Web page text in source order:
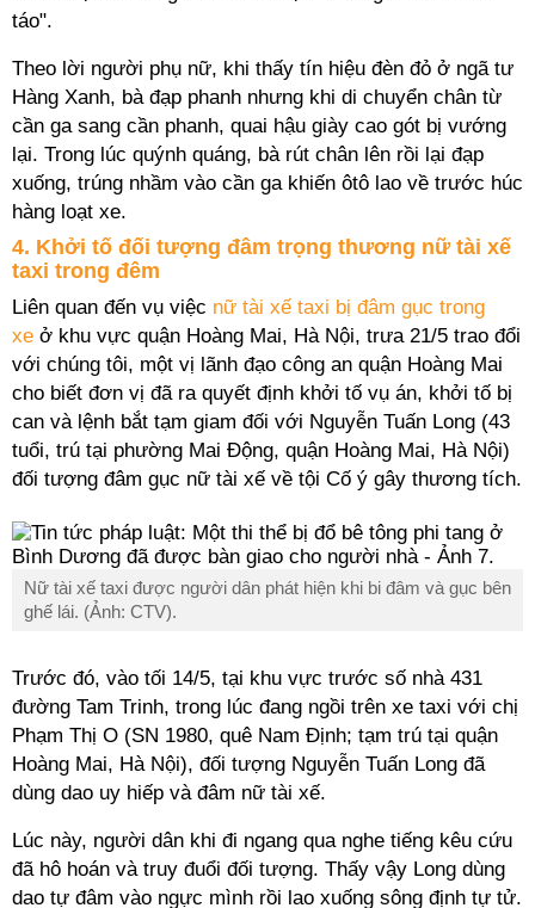
táo".
Theo lời người phụ nữ, khi thấy tín hiệu đèn đỏ ở ngã tư
Hàng Xanh, bà đạp phanh nhưng khi di chuyển chân từ
cần ga sang cần phanh, quai hậu giày cao gót bị vướng
lại. Trong lúc quýnh quáng, bà rút chân lên rồi lại đạp
xuống, trúng nhầm vào cần ga khiến ôtô lao về trước húc
hàng loạt xe.
4. Khởi tố đối tượng đâm trọng thương nữ tài xế
taxi trong đêm
Liên quan đến vụ việc nữ tài xế taxi bị đâm gục trong
xe ở khu vực quận Hoàng Mai, Hà Nội, trưa 21/5 trao đổi
với chúng tôi, một vị lãnh đạo công an quận Hoàng Mai
cho biết đơn vị đã ra quyết định khởi tố vụ án, khởi tố bị
can và lệnh bắt tạm giam đối với Nguyễn Tuấn Long (43
tuổi, trú tại phường Mai Động, quận Hoàng Mai, Hà Nội)
đối tượng đâm gục nữ tài xế về tội Cố ý gây thương tích.
Nữ tài xế taxi được người dân phát hiện khi bi đâm và gục bên
ghế lái. (Ảnh: CTV).
Trước đó, vào tối 14/5, tại khu vực trước số nhà 431
đường Tam Trinh, trong lúc đang ngồi trên xe taxi với chị
Phạm Thị O (SN 1980, quê Nam Định; tạm trú tại quận
Hoàng Mai, Hà Nội), đối tượng Nguyễn Tuấn Long đã
dùng dao uy hiếp và đâm nữ tài xế.
Lúc này, người dân khi đi ngang qua nghe tiếng kêu cứu
đã hô hoán và truy đuổi đối tượng. Thấy vậy Long dùng
dao tự đâm vào ngực mình rồi lao xuống sông định tự tử.